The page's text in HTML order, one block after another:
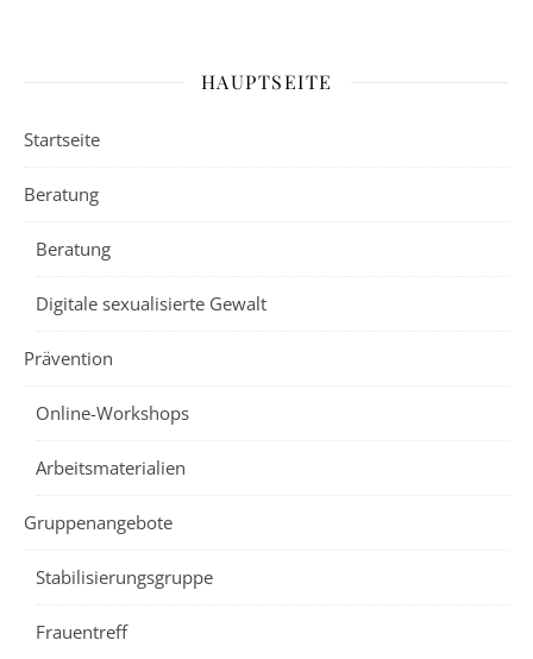
HAUPTSEITE
Startseite
Beratung
Beratung
Digitale sexualisierte Gewalt
Prävention
Online-Workshops
Arbeitsmaterialien
Gruppenangebote
Stabilisierungsgruppe
Frauentreff